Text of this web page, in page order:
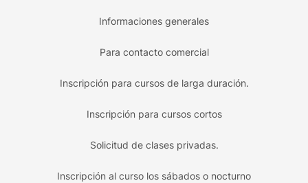
Informaciones generales
Para contacto comercial
Inscripción para cursos de larga duración.
Inscripción para cursos cortos
Solicitud de clases privadas.
Inscripción al curso los sábados o nocturno